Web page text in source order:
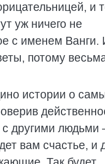
и
уж ничего не
с именем Ванги.
потому
истории о
с другими людьми
вам счастье, и